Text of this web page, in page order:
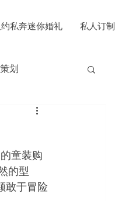
私奔迷你婚礼 私人订制
划
童装购
的型
敢于冒险